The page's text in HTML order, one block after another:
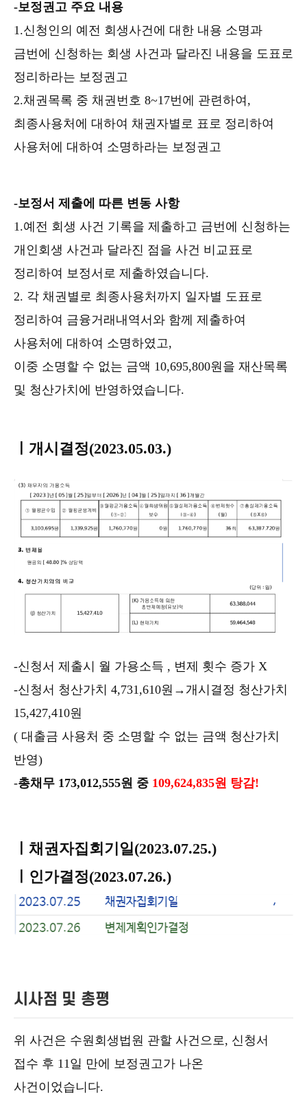
-보정권고 주요 내용
1.신청인의 예전 회생사건에 대한 내용 소명과
금번에 신청하는 회생 사건과 달라진 내용을 도표로
정리하라는 보정권고
2.채권목록 중 채권번호 8~17번에 관련하여,
최종사용처에 대하여 채권자별로 표로 정리하여
사용처에 대하여 소명하라는 보정권고
-보정서 제출에 따른 변동 사항
1.예전 회생 사건 기록을 제출하고 금번에 신청하는
개인회생 사건과 달라진 점을 사건 비교표로
정리하여 보정서로 제출하였습니다.
2. 각 채권별로 최종사용처까지 일자별 도표로
정리하여 금융거래내역서와 함께 제출하여
사용처에 대하여 소명하였고,
이중 소명할 수 없는 금액 10,695,800원을 재산목록
및 청산가치에 반영하였습니다.
개시결정(2023.05.03.)
-신청서 제출시 월 가용소득 , 변제 횟수 증가 X
-신청서 청산가치 4,731,610원→개시결정 청산가치
15,427,410원
( 대출금 사용처 중 소명할 수 없는 금액 청산가치
반영)
-총채무 173,012,555원 중 109,624,835원 탕감!
ㅣ채권자집회기일(2023.07.25.)
ㅣ인가결정(2023.07.26.)
시사점 및 총평
위 사건은 수원회생법원 관할 사건으로, 신청서
접수 후 11일 만에 보정권고가 나온
사건이었습니다.